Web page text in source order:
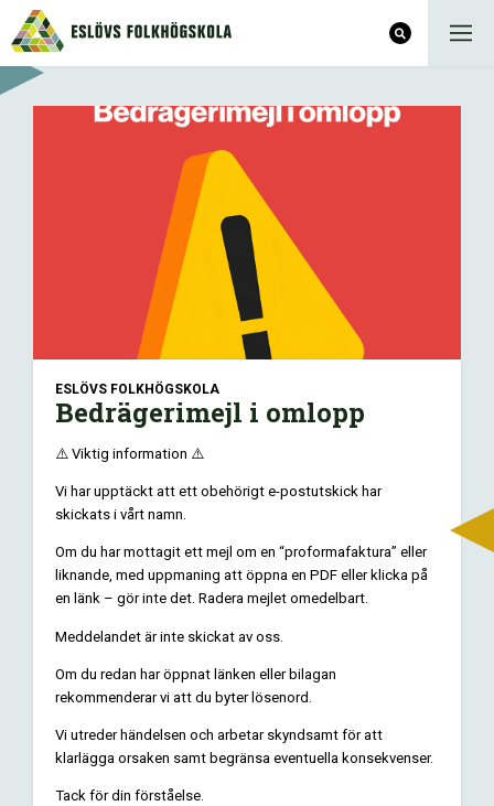
ESLÖVS FOLKHÖGSKOLA
Bedrägerimejl i omlopp
⚠️ Viktig information ⚠️
Vi har upptäckt att ett obehörigt e-postutskick har
skickats i vårt namn.
Om du har mottagit ett mejl om en “proformafaktura” eller
liknande, med uppmaning att öppna en PDF eller klicka på
en länk – gör inte det. Radera mejlet omedelbart.
Meddelandet är inte skickat av oss.
Om du redan har öppnat länken eller bilagan
rekommenderar vi att du byter lösenord.
Vi utreder händelsen och arbetar skyndsamt för att
klarlägga orsaken samt begränsa eventuella konsekvenser.
Tack för din förståelse.